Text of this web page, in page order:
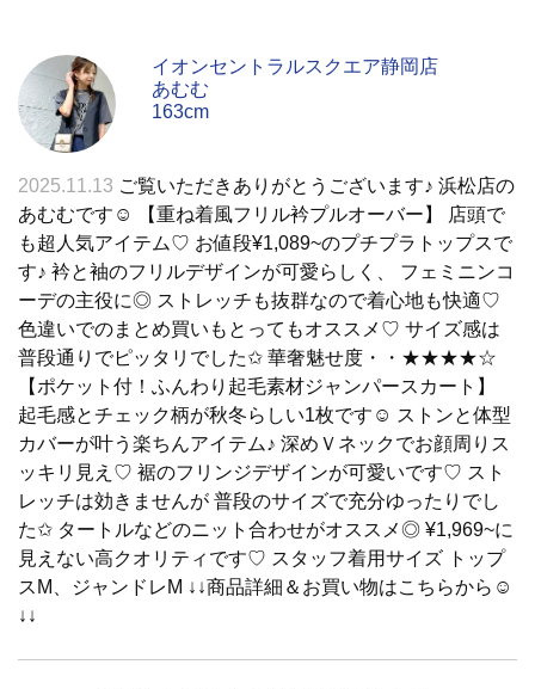
イオンセントラルスクエア静岡店
あむむ
163cm
2025.11.13 ご覧いただきありがとうございます♪ 浜松店の
あむむです☺︎︎ 【重ね着風フリル衿プルオーバー】 店頭で
も超人気アイテム♡ お値段¥1,089~のプチプラトップスで
す♪ 衿と袖のフリルデザインが可愛らしく、 フェミニンコ
ーデの主役に◎ ストレッチも抜群なので着心地も快適♡
色違いでのまとめ買いもとってもオススメ♡ サイズ感は
普段通りでピッタリでした✩︎ 華奢魅せ度・・★★★★☆
【ポケット付！ふんわり起毛素材ジャンパースカート】
起毛感とチェック柄が秋冬らしい1枚です☺︎︎ ストンと体型
カバーが叶う楽ちんアイテム♪ 深めＶネックでお顔周りス
ッキリ見え♡ 裾のフリンジデザインが可愛いです♡ スト
レッチは効きませんが 普段のサイズで充分ゆったりでし
た✩︎ タートルなどのニット合わせがオススメ◎ ¥1,969~に
見えない高クオリティです♡ スタッフ着用サイズ トップ
スM、ジャンドレM ↓↓商品詳細＆お買い物はこちらから☺︎︎
↓↓